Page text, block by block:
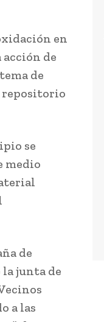
en
de
de
repositorio
se
medio
de
la junta de
a las